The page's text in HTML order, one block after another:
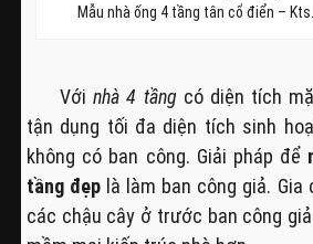
Mẫu nhà ống 4 tầng tân cổ điển –
Vớinhà 4 tầngcó diện tích
tận dụng tối đa diện tích sinh
không có ban công. Giải pháp để
tầng đẹp là làm ban công giả.
các chậu cây ở trước ban công